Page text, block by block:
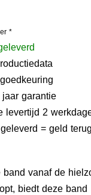
*
garantie
levertijd 2
= geld terug
band vanaf de
biedt deze band